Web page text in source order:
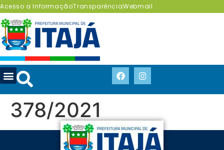
Acesso a InformaçãoTransparênciaWebmail
378/2021